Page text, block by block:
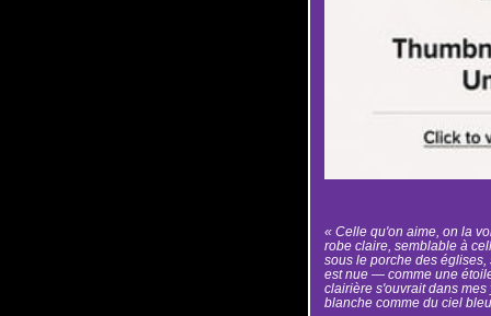
« Celle qu'on aime, on la
robe claire, semblable à
sous le porche des
est nue — comme une
clairière s'ouvrait dans mes
blanche comme du ciel